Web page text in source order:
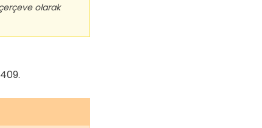
olarak